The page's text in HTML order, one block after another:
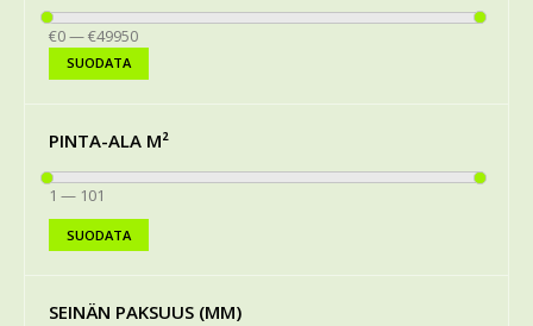
€0— €49950
SUODATA
PINTA-ALA M²
1 — 101
SUODATA
SEINÄN PAKSUUS (MM)